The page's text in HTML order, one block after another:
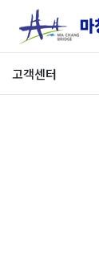
고객센터